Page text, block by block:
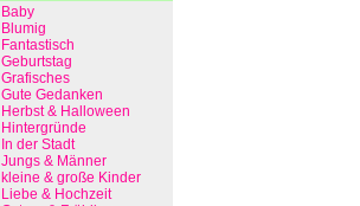
Baby
Blumig
Fantastisch
Geburtstag
Grafisches
Gute Gedanken
Herbst & Halloween
Hintergründe
In der Stadt
Jungs & Männer
kleine & große Kinder
Liebe & Hochzeit